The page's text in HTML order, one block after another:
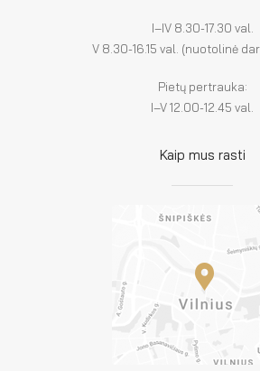
I–IV 8.30-17.30 val.
V 8.30-16.15 val. (nuotolinė
Pietų pertrauka:
I–V 12.00-12.45 val.
Kaip mus rasti